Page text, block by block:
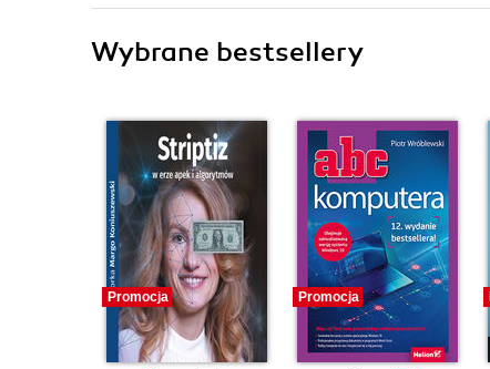
Wybrane bestsellery
Promocja Promocja